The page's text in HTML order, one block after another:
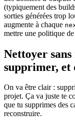
(typiquement des
sorties générées trop
augmente à chaque
mettre une politique
Nettoyer
supprimer, et
On va être clair :
projet. Ça va juste te
que tu supprimes des
reconstruire.